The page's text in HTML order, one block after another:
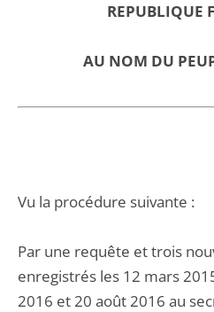
REPUBLIQUE
AU NOM DU
Vu la procédure suivante :
Par une requête et trois
enregistrés les 12 mars
2016 et 20 août 2016 au